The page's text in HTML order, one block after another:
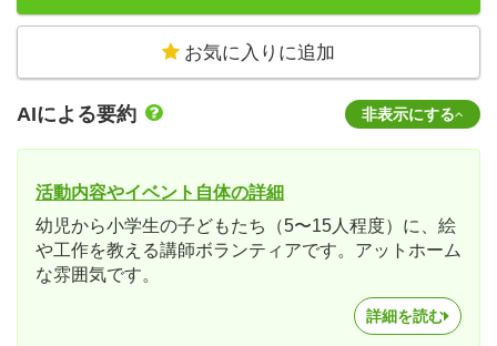
お気に入りに追加
AIによる要約 非表示にする
活動内容やイベント自体の詳細
幼児から小学生の子どもたち（5〜15人程度）に、絵
や工作を教える講師ボランティアです。アットホーム
な雰囲気です。
詳細を読む